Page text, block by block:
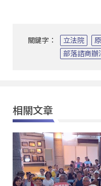
關鍵字： 立法院
部落諮商辦
相關文章